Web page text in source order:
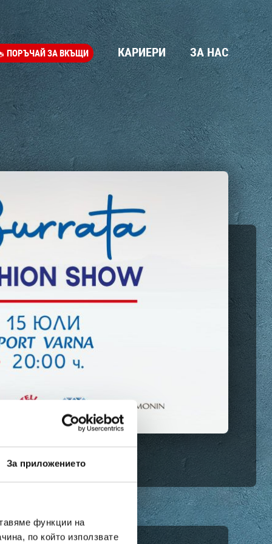
За приложението
функции на
по който използвате
ПОРЪЧАЙ ЗА ВКЪЩИ КАРИЕРИ ЗА НАС